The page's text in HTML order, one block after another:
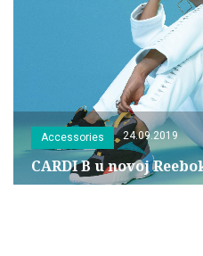
Accessories 24.09.2019
CARDI B u novoj